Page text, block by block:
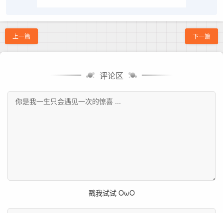
上一篇 下一篇
评论区